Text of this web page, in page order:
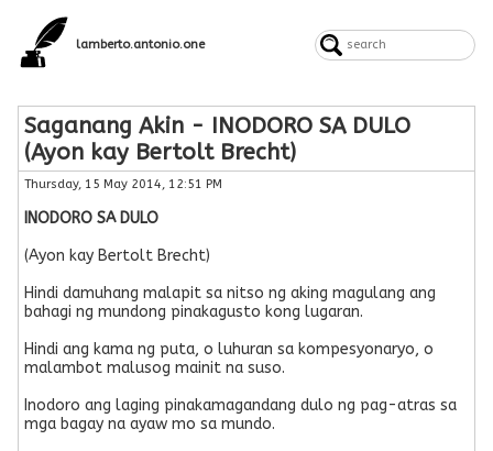
lamberto.antonio.one
Saganang Akin - INODORO SA DULO
(Ayon kay Bertolt Brecht)
Thursday, 15 May 2014, 12:51 PM
INODORO SA DULO
(Ayon kay Bertolt Brecht)
Hindi damuhang malapit sa nitso ng aking magulang ang
bahagi ng mundong pinakagusto kong lugaran.
Hindi ang kama ng puta, o luhuran sa kompesyonaryo, o
malambot malusog mainit na suso.
Inodoro ang laging pinakamagandang dulo ng pag-atras sa
mga bagay na ayaw mo sa mundo.